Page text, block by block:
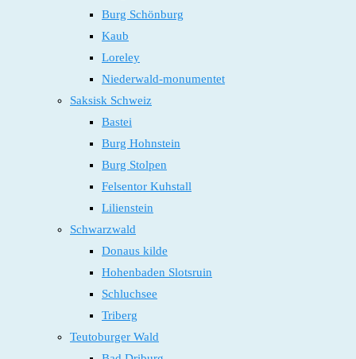
Burg Schönburg
Kaub
Loreley
Niederwald-monumentet
Saksisk Schweiz
Bastei
Burg Hohnstein
Burg Stolpen
Felsentor Kuhstall
Lilienstein
Schwarzwald
Donaus kilde
Hohenbaden Slotsruin
Schluchsee
Triberg
Teutoburger Wald